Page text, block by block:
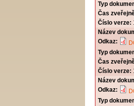
Typ
Čas
Číslo verze:
Název
Odkaz:
Typ
Čas
Číslo verze:
Název
Odkaz:
Typ